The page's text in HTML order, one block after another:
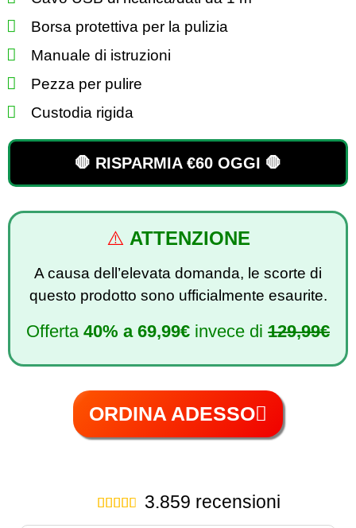
Borsa protettiva per la pulizia
Manuale di istruzioni
Pezza per pulire
Custodia rigida
🛑 RISPARMIA €60 OGGI 🛑
⚠️ ATTENZIONE
A causa dell’elevata domanda, le scorte di
questo prodotto sono ufficialmente esaurite.
Offerta 40% a 69,99€ invece di 129,99€
ORDINA ADESSO
 3.859 recensioni